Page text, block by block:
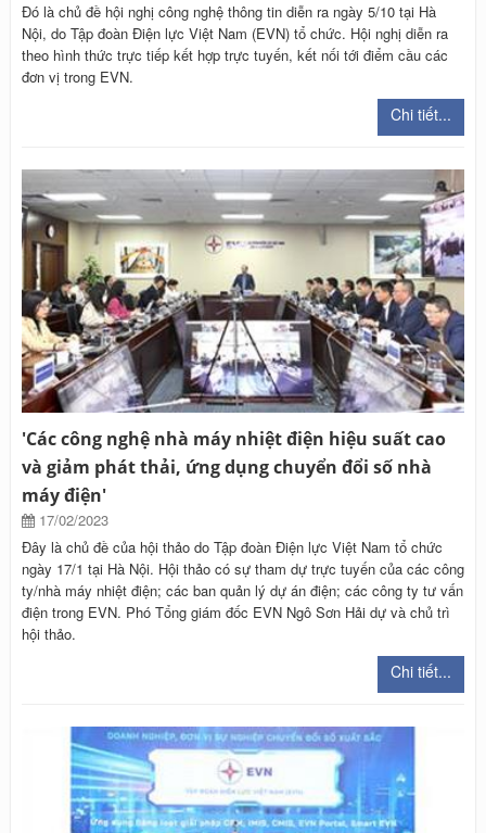
Đó là chủ đề hội nghị công nghệ thông tin diễn ra ngày 5/10 tại Hà
Nội, do Tập đoàn Điện lực Việt Nam (EVN) tổ chức. Hội nghị diễn ra
theo hình thức trực tiếp kết hợp trực tuyến, kết nối tới điểm cầu các
đơn vị trong EVN.
Chi tiết...
'Các công nghệ nhà máy nhiệt điện hiệu suất cao
và giảm phát thải, ứng dụng chuyển đổi số nhà
máy điện'
17/02/2023
Đây là chủ đề của hội thảo do Tập đoàn Điện lực Việt Nam tổ chức
ngày 17/1 tại Hà Nội. Hội thảo có sự tham dự trực tuyến của các công
ty/nhà máy nhiệt điện; các ban quản lý dự án điện; các công ty tư vấn
điện trong EVN. Phó Tổng giám đốc EVN Ngô Sơn Hải dự và chủ trì
hội thảo.
Chi tiết...